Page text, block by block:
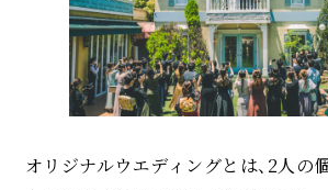
オリジナルウエディングとは、2人の